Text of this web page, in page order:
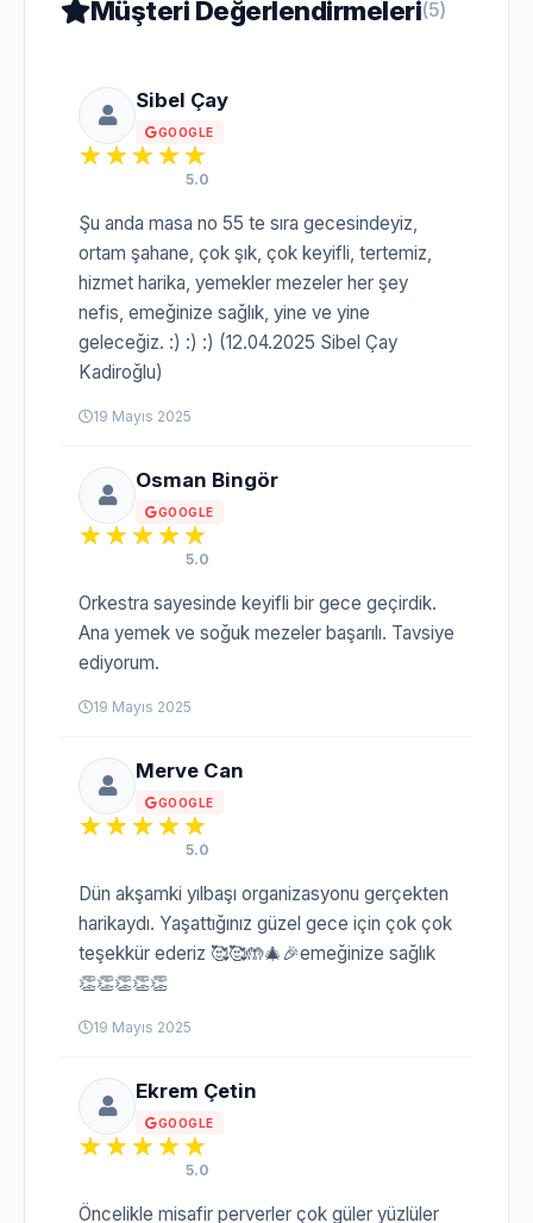
Müşteri Değerlendirmeleri(5)
Sibel Çay
GOOGLE
5.0
Şu anda masa no 55 te sıra gecesindeyiz,
ortam şahane, çok şık, çok keyifli, tertemiz,
hizmet harika, yemekler mezeler her şey
nefis, emeğinize sağlık, yine ve yine
geleceğiz. :) :) :) (12.04.2025 Sibel Çay
Kadiroğlu)
19 Mayıs 2025
Osman Bingör
GOOGLE
5.0
Orkestra sayesinde keyifli bir gece geçirdik.
Ana yemek ve soğuk mezeler başarılı. Tavsiye
ediyorum.
19 Mayıs 2025
Merve Can
GOOGLE
5.0
Dün akşamki yılbaşı organizasyonu gerçekten
harikaydı. Yaşattığınız güzel gece için çok çok
teşekkür ederiz 🥰🥰🤲🎄🎉emeğinize sağlık
👏👏👏👏👏
19 Mayıs 2025
Ekrem Çetin
GOOGLE
5.0
Öncelikle misafir perverler çok güler yüzlüler